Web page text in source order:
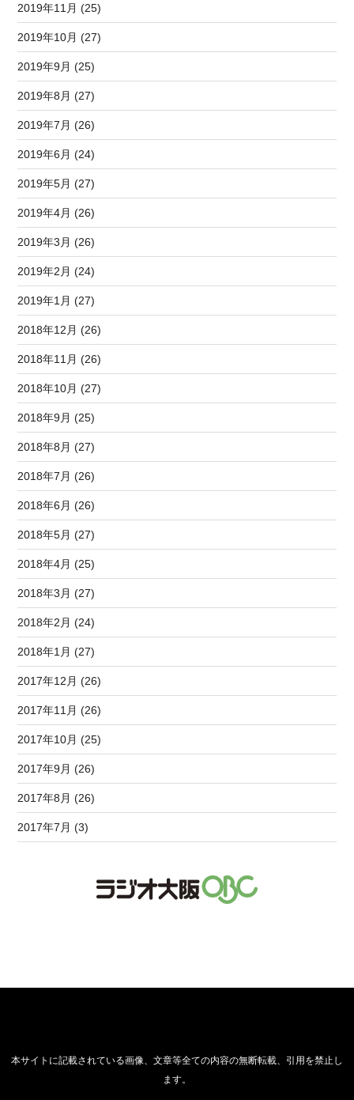
2019年11月 (25)
2019年10月 (27)
2019年9月 (25)
2019年8月 (27)
2019年7月 (26)
2019年6月 (24)
2019年5月 (27)
2019年4月 (26)
2019年3月 (26)
2019年2月 (24)
2019年1月 (27)
2018年12月 (26)
2018年11月 (26)
2018年10月 (27)
2018年9月 (25)
2018年8月 (27)
2018年7月 (26)
2018年6月 (26)
2018年5月 (27)
2018年4月 (25)
2018年3月 (27)
2018年2月 (24)
2018年1月 (27)
2017年12月 (26)
2017年11月 (26)
2017年10月 (25)
2017年9月 (26)
2017年8月 (26)
2017年7月 (3)
本サイトに記載されている画像、文章等全ての内容の無断転載、引用を禁止し
ます。